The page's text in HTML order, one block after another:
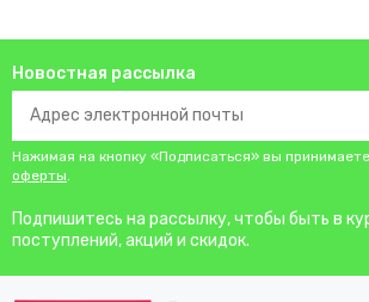
Новостная рассылка
Нажимая на кнопку «Подписаться» вы
оферты.
Подпишитесь на рассылку, чтобы быть в
поступлений, акций и скидок.